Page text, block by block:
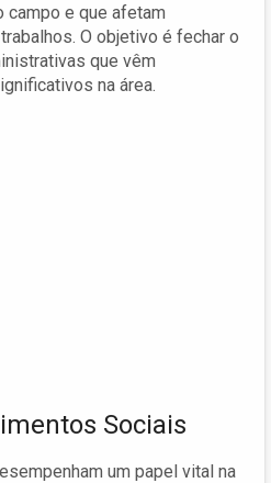
campo e que afetam
O objetivo é fechar o
que vêm
na área.
Sociais
um papel vital na